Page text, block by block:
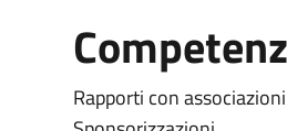
Rapporti con